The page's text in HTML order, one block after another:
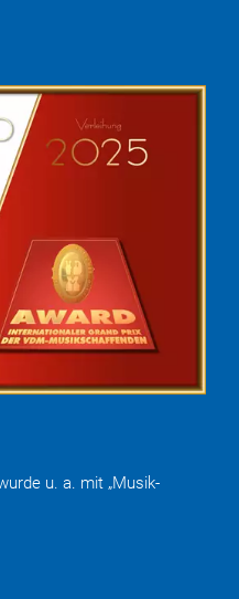
u. a. mit „Musik-